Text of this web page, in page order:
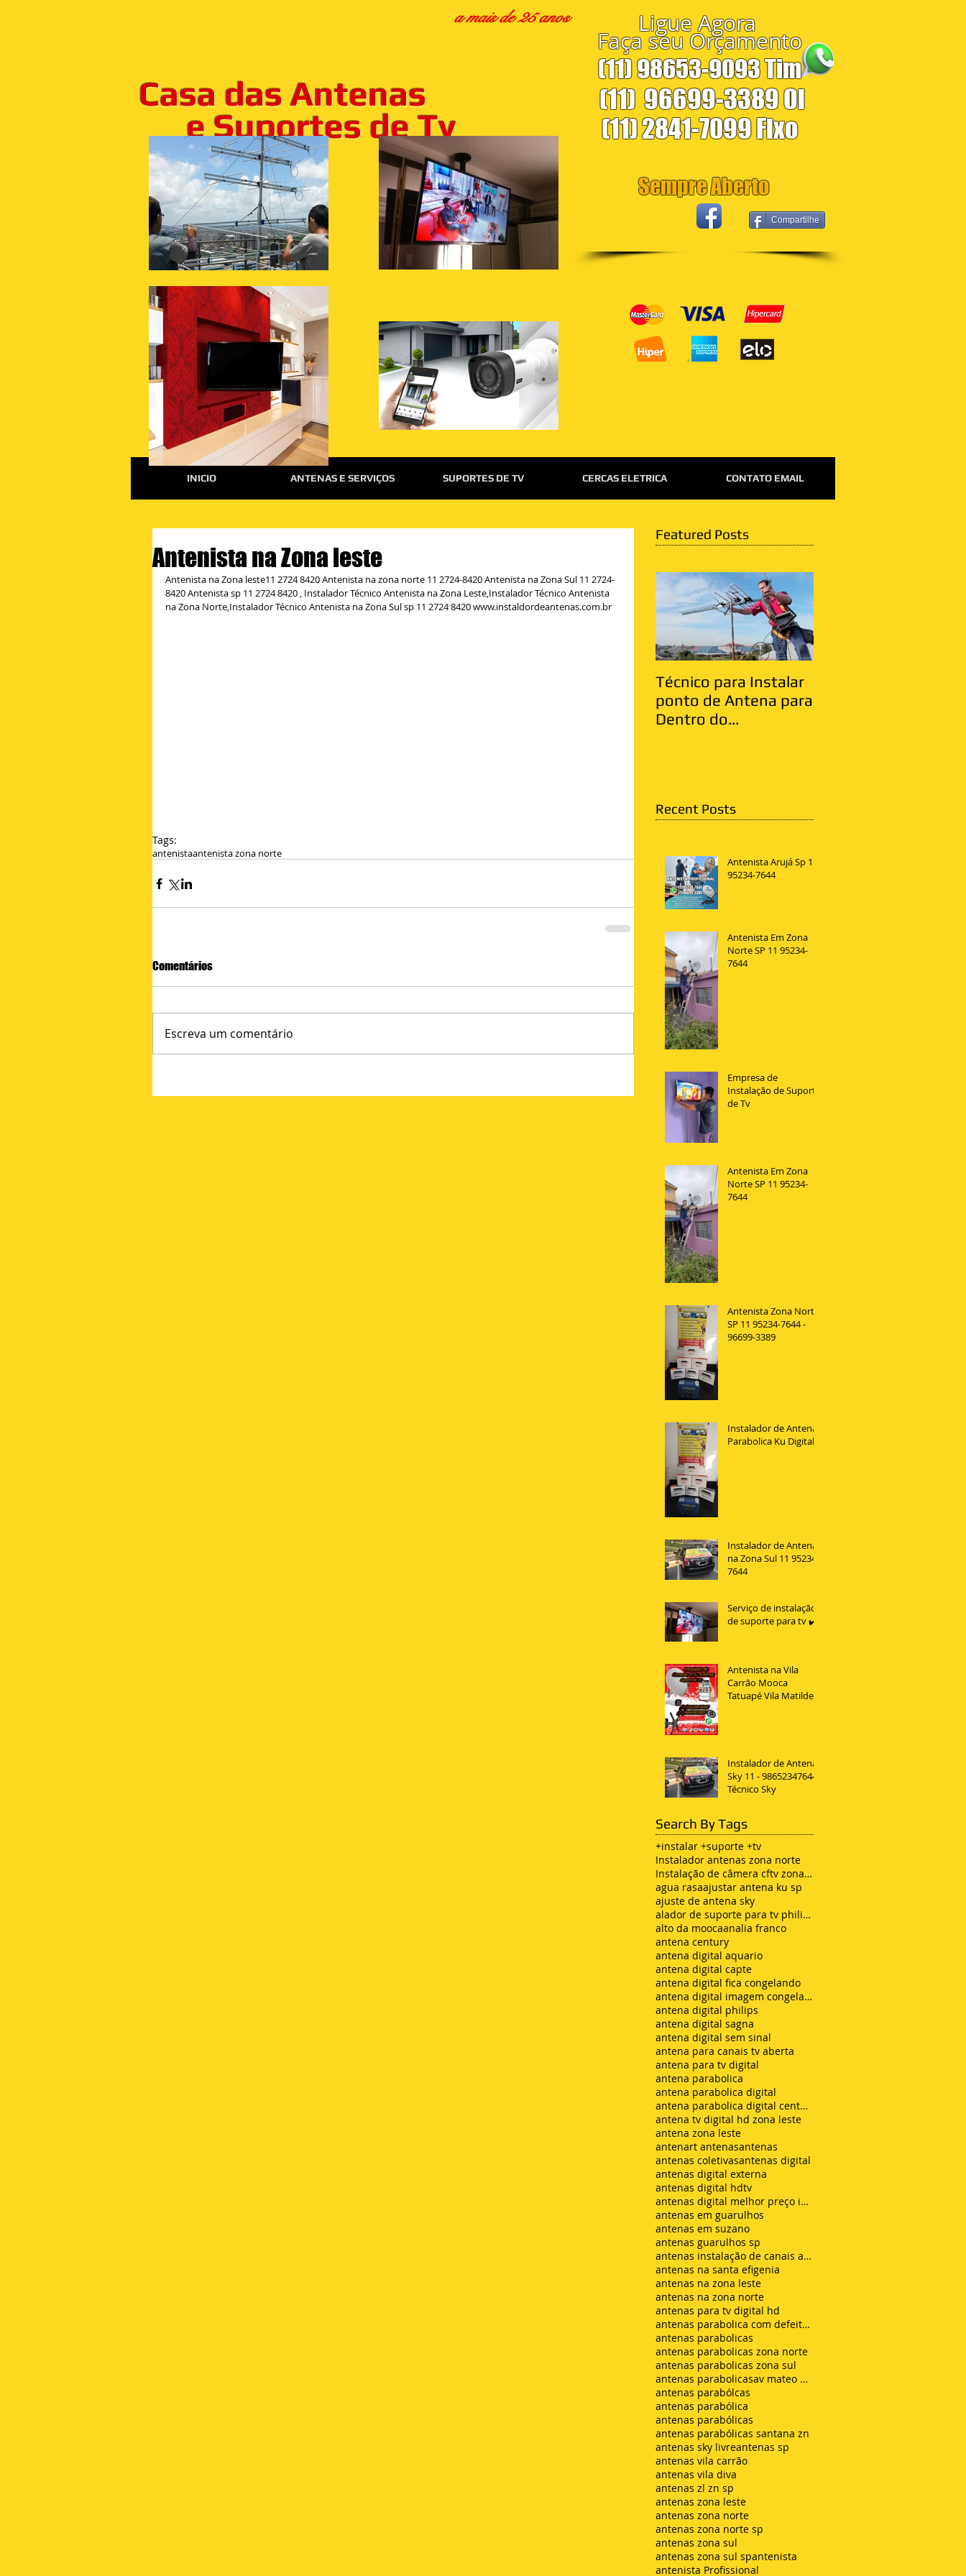
Casa das Antenas
e Suportes de Tv
a mais de 25 anos Ligue Agora
Faça seu Orçamento
(11) 98653-9093 Tim
(11) 96699-3389 Oi
(11) 2841-7099 Fixo
Sempre Aberto
Compartilhe
INICIO ANTENAS E SERVIÇOS SUPORTES DE TV CERCAS ELETRICA CONTATO EMAIL
Antenista na Zona leste
Antenista na Zona leste11 2724 8420 Antenista na zona norte 11 2724-8420 Antenista na Zona Sul 11 2724-
8420 Antenista sp 11 2724 8420 , Instalador Técnico Antenista na Zona Leste,Instalador Técnico Antenista
na Zona Norte,Instalador Técnico Antenista na Zona Sul sp 11 2724 8420 www.instaldordeantenas.com.br
Tags:
antenistaantenista zona norte
Comentários
Escreva um comentário
Featured Posts
Técnico para Instalar
ponto de Antena para
Dentro do
Recent Posts
Antenista Arujá Sp 11
95234-7644
Antenista Em Zona
Norte SP 11 95234-
7644
Empresa de
Instalação de Suporte
de Tv
Antenista Em Zona
Norte SP 11 95234-
7644
Antenista Zona Norte
SP 11 95234-7644 -
96699-3389
Instalador de Antena
Parabolica Ku Digital
Instalador de Antenas
na Zona Sul 11 95234
7644
Serviço de instalação
de suporte para tv ✔️
Antenista na Vila
Carrão Mooca
Tatuapé Vila Matilde
Instalador de Antena
Sky 11 - 98652347644
Técnico Sky
Search By Tags
+instalar +suporte +tv
Instalador antenas zona norte
Instalação de câmera cftv zona leste sp
agua rasaajustar antena ku sp
ajuste de antena sky
alador de suporte para tv philips
alto da moocaanalia franco
antena century
antena digital aquario
antena digital capte
antena digital fica congelando
antena digital imagem congelando
antena digital philips
antena digital sagna
antena digital sem sinal
antena para canais tv aberta
antena para tv digital
antena parabolica
antena parabolica digital
antena parabolica digital century
antena tv digital hd zona leste
antena zona leste
antenart antenasantenas
antenas coletivasantenas digital
antenas digital externa
antenas digital hdtv
antenas digital melhor preço instalada
antenas em guarulhos
antenas em suzano
antenas guarulhos sp
antenas instalação de canais abertos de tv net zon
antenas na santa efigenia
antenas na zona leste
antenas na zona norte
antenas para tv digital hd
antenas parabolica com defeito sem sinal chuvisco
antenas parabolicas
antenas parabolicas zona norte
antenas parabolicas zona sul
antenas parabolicasav mateo bei são mateus
antenas parabólcas
antenas parabólica
antenas parabólicas
antenas parabólicas santana zn
antenas sky livreantenas sp
antenas vila carrão
antenas vila diva
antenas zl zn sp
antenas zona leste
antenas zona norte
antenas zona norte sp
antenas zona sul
antenas zona sul spantenista
antenista Profissional